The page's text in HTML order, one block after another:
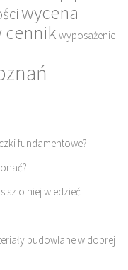
wycena
cennik wyposażenie
fundamentowe?
o niej wiedzieć
budowlane w dobrej